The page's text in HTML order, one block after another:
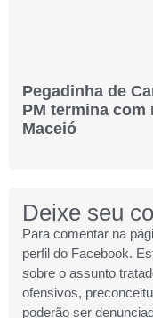
Pegadinha de
PM termina
Maceió
Deixe seu
Para comentar na
perfil do Facebook.
sobre o assunto
ofensivos,
poderão ser